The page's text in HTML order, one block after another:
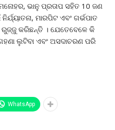
ମନୋହର, ଭାନୁ ପ୍ରତାପ ସହିତ 10 ଜଣ
ମାରପିଟ ଏବଂ ଗର୍ଭପାତ
ରୁଜ୍ଜୁ କରିଛନ୍ତି । ଯେତେବେଳେ କି
ଲୁଟିବା ଏବଂ ଅସଦାଚରଣ ପରି
WhatsApp